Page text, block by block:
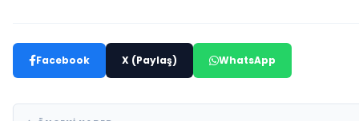
Facebook X (Paylaş) WhatsApp